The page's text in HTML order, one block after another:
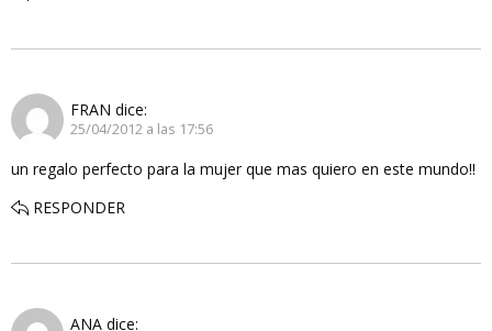
FRAN dice:
25/04/2012 a las 17:56
un regalo perfecto para la mujer que mas quiero en este mundo!!
RESPONDER
ANA dice: